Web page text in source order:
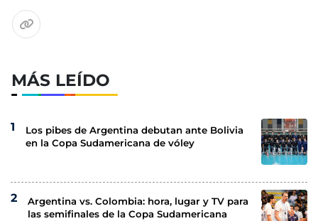
MÁS LEÍDO
Los pibes de Argentina debutan ante Bolivia
en la Copa Sudamericana de vóley
Argentina vs. Colombia: hora, lugar y TV para
las semifinales de la Copa Sudamericana